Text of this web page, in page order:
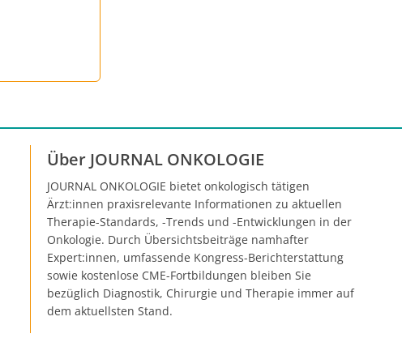
Über JOURNAL ONKOLOGIE
JOURNAL ONKOLOGIE bietet onkologisch tätigen
Ärzt:innen praxisrelevante Informationen zu aktuellen
Therapie-Standards, -Trends und -Entwicklungen in der
Onkologie. Durch Übersichtsbeiträge namhafter
Expert:innen, umfassende Kongress-Berichterstattung
sowie kostenlose CME-Fortbildungen bleiben Sie
bezüglich Diagnostik, Chirurgie und Therapie immer auf
dem aktuellsten Stand.